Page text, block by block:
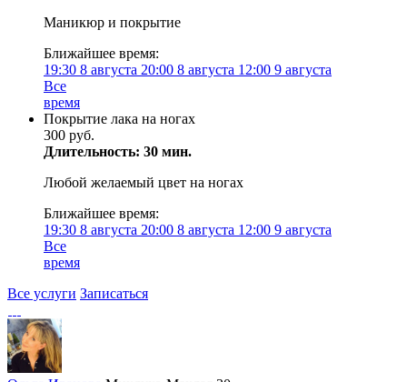
Маникюр и покрытие
Ближайшее время:
19:30 8 августа 20:00 8 августа 12:00 9 августа
Все
время
Покрытие лака на ногах
300 руб.
Длительность: 30 мин.
Любой желаемый цвет на ногах
Ближайшее время:
19:30 8 августа 20:00 8 августа 12:00 9 августа
Все
время
Все услуги Записаться